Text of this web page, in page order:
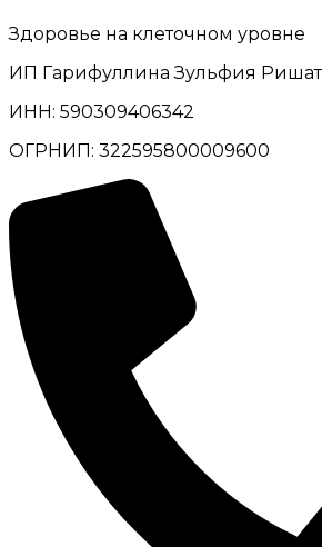
Здоровье на клеточном уровне
ИП Гарифуллина Зульфия
ИНН: 590309406342
ОГРНИП: 322595800009600